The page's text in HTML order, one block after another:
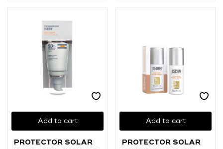
Add to cart
PROTECTOR SOLAR
Add to cart
PROTECTOR SOLAR